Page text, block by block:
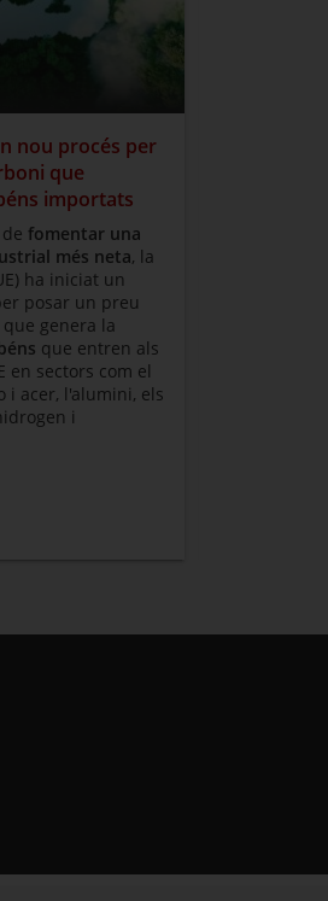
nou procés per
que
importats
fomentar una
més neta, la
ha iniciat un
posar un preu
genera la
que entren als
en sectors com el
i acer, l'alumini, els
i